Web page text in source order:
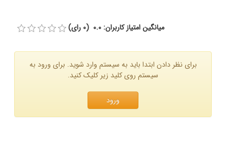
میانگین امتیاز کاربران: 0.0 (0 رای)
برای نظر دادن ابتدا باید به سیستم وارد شوید. برای ورود به
سیستم روی کلید زیر کلیک کنید.
ورود